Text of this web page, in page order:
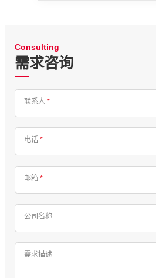
Consulting
需求咨询
联系人 *
电话 *
邮箱 *
公司名称
需求描述